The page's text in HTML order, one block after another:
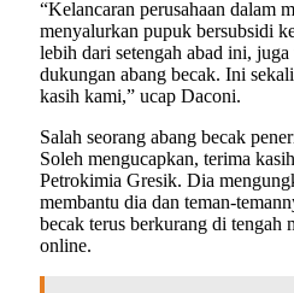
“Kelancaran perusahaan dalam
menyalurkan pupuk bersubsidi
lebih dari setengah abad ini,
dukungan abang becak. Ini
kasih kami,” ucap Daconi.
Salah seorang abang becak
Soleh mengucapkan, terima
Petrokimia Gresik. Dia
membantu dia dan teman-
becak terus berkurang di tengah
online.